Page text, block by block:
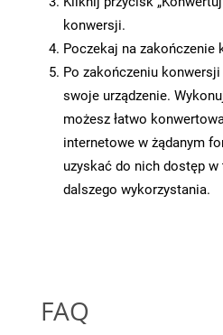
konwersji.
Poczekaj na zakończenie
Po zakończeniu
swoje urządzenie.
możesz łatwo
internetowe w żądanym
uzyskać do nich dostęp
dalszego wykorzystania.
FAQ